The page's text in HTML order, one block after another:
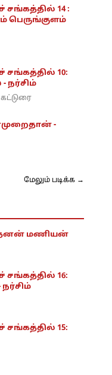
சங்கத்தில் 14 :
பெருங்குளம்
சங்கத்தில் 10:
நர்சிம்
கட்டுரை
-
மேலும் படிக்க →
மணியன்
சங்கத்தில் 16:
சங்கத்தில் 15: